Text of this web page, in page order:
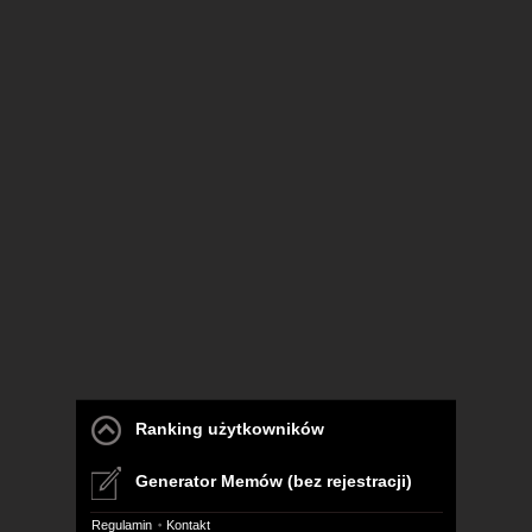
Ranking użytkowników
Generator Memów (bez rejestracji)
Regulamin Kontakt